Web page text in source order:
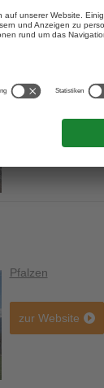
Pfalzen / Issing
Pfalzen
zur Website